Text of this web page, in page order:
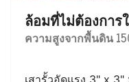
ล้อมที่ไม่ต้องกา
ความสูงจากพื้นดิน
เสารั้วอัดแรง 3" x